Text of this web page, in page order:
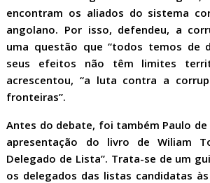
encontram os aliados do sistema
angolano. Por isso, defendeu, a
uma questão que “todos temos de
seus efeitos não têm limites
acrescentou, “a luta contra a
fronteiras”.
Antes do debate, foi também Paulo
apresentação do livro de Wiliam
Delegado de Lista”. Trata-se de um
os delegados das listas candidatas